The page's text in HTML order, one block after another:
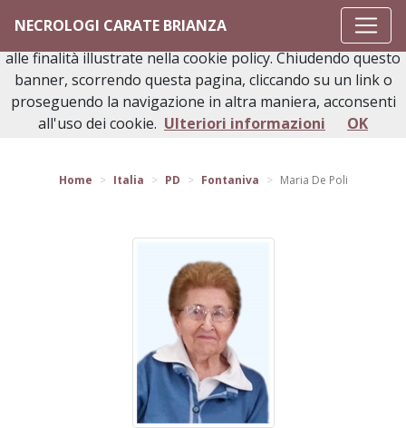
NECROLOGI CARATE BRIANZA
Torna indietro
Home Italia PD Fontaniva Maria De Poli
Questo sito o gli strumenti terzi da questo utilizzati si
avvalgono di cookie necessari al funzionamento ed utili
alle finalità illustrate nella cookie policy. Chiudendo questo
banner, scorrendo questa pagina, cliccando su un link o
proseguendo la navigazione in altra maniera, acconsenti
all'uso dei cookie. Ulteriori informazioni OK